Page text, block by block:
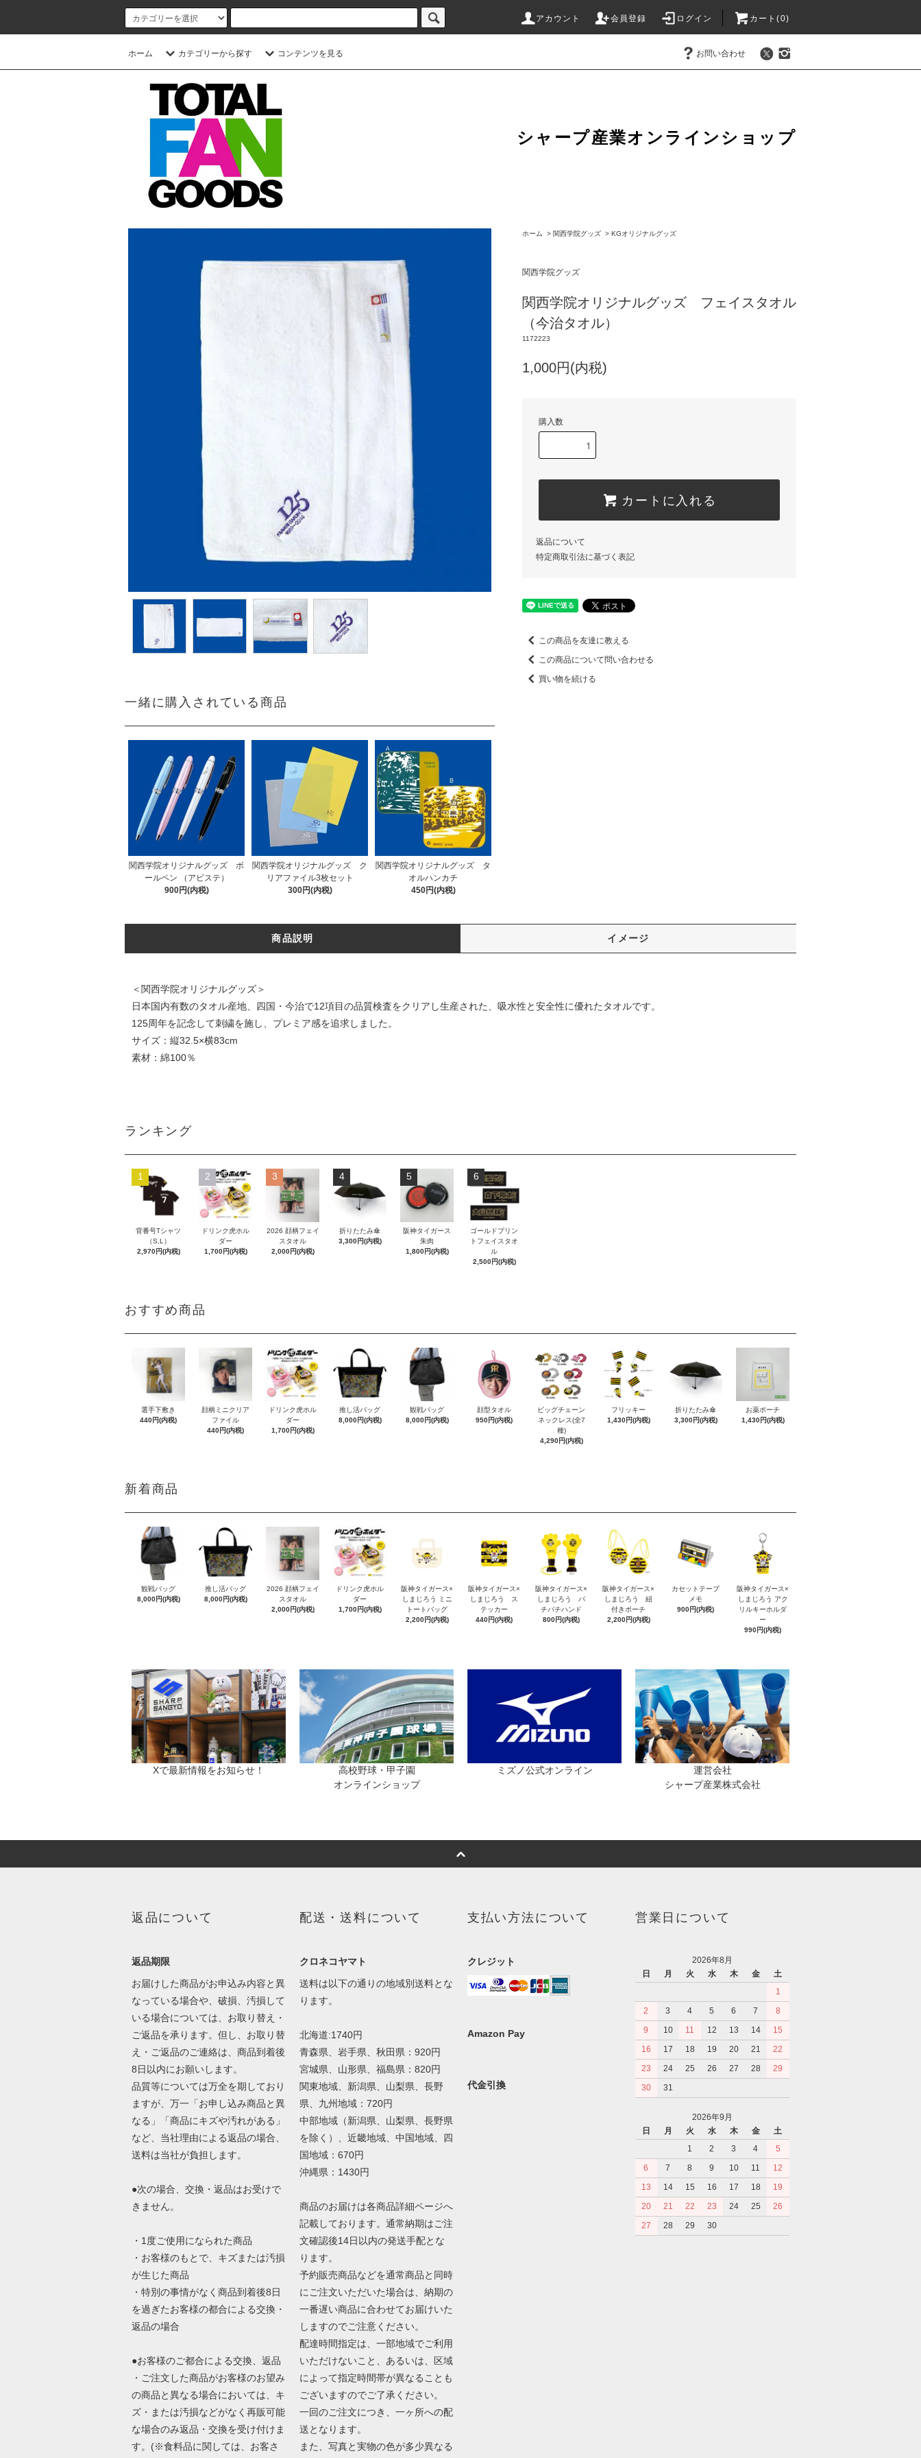
アカウント 会員登録 ログイン カート(0)
ホーム カテゴリーから探す コンテンツを見る お問い合わせ
シャープ産業オンラインショップ
一緒に購入されている商品
関西学院オリジナルグッズ ボ
ールペン （アビステ）
900円(内税)
関西学院オリジナルグッズ ク
リアファイル3枚セット
300円(内税)
関西学院オリジナルグッズ タ
オルハンカチ
450円(内税)
ホーム > 関西学院グッズ > KGオリジナルグッズ
関西学院グッズ
関西学院オリジナルグッズ フェイスタオル
（今治タオル）
1172223
1,000円(内税)
購入数
カートに入れる
返品について
特定商取引法に基づく表記
この商品を友達に教える
この商品について問い合わせる
買い物を続ける
商品説明 イメージ
＜関西学院オリジナルグッズ＞
日本国内有数のタオル産地、四国・今治で12項目の品質検査をクリアし生産された、吸水性と安全性に優れたタオルです。
125周年を記念して刺繍を施し、プレミア感を追求しました。
サイズ：縦32.5×横83cm
素材：綿100％
ランキング
1
背番号Tシャツ
（S,L）
2,970円(内税)
2
ドリンク虎ホル
ダー
1,700円(内税)
3
2026 顔柄フェイ
スタオル
2,000円(内税)
4
折りたたみ傘
3,300円(内税)
5
阪神タイガース
朱肉
1,800円(内税)
6
ゴールドプリン
トフェイスタオ
ル
2,500円(内税)
おすすめ商品
選手下敷き
440円(内税)
顔柄ミニクリア
ファイル
440円(内税)
ドリンク虎ホル
ダー
1,700円(内税)
推し活バッグ
8,000円(内税)
観戦バッグ
8,000円(内税)
顔型タオル
950円(内税)
ビッグチェーン
ネックレス(全7
種)
4,290円(内税)
フリッキー
1,430円(内税)
折りたたみ傘
3,300円(内税)
お薬ポーチ
1,430円(内税)
新着商品
観戦バッグ
8,000円(内税)
推し活バッグ
8,000円(内税)
2026 顔柄フェイ
スタオル
2,000円(内税)
ドリンク虎ホル
ダー
1,700円(内税)
阪神タイガース×
しまじろう ミニ
トートバッグ
2,200円(内税)
阪神タイガース×
しまじろう ス
テッカー
440円(内税)
阪神タイガース×
しまじろう パ
チパチハンド
800円(内税)
阪神タイガース×
しまじろう 紐
付きポーチ
2,200円(内税)
カセットテープ
メモ
900円(内税)
阪神タイガース×
しまじろう アク
リルキーホルダ
ー
990円(内税)
Xで最新情報をお知らせ！
高校野球・甲子園
オンラインショップ
ミズノ公式オンライン
運営会社
シャープ産業株式会社
返品について
返品期限
お届けした商品がお申込み内容と異
なっている場合や、破損、汚損して
いる場合については、お取り替え・
ご返品を承ります。但し、お取り替
え・ご返品のご連絡は、商品到着後
8日以内にお願いします。
品質等については万全を期しており
ますが、万一「お申し込み商品と異
なる」「商品にキズや汚れがある」
など、当社理由による返品の場合、
送料は当社が負担します。
●次の場合、交換・返品はお受けで
きません。
・1度ご使用になられた商品
・お客様のもとで、キズまたは汚損
が生じた商品
・特別の事情がなく商品到着後8日
を過ぎたお客様の都合による交換・
返品の場合
●お客様のご都合による交換、返品
・ご注文した商品がお客様のお望み
の商品と異なる場合においては、キ
ズ・または汚損などがなく再販可能
な場合のみ返品・交換を受け付けま
す。(※食料品に関しては、お客さ
配送・送料について
クロネコヤマト
送料は以下の通りの地域別送料とな
ります。
北海道:1740円
青森県、岩手県、秋田県：920円
宮城県、山形県、福島県：820円
関東地域、新潟県、山梨県、長野
県、九州地域：720円
中部地域（新潟県、山梨県、長野県
を除く）、近畿地域、中国地域、四
国地域：670円
沖縄県：1430円
商品のお届けは各商品詳細ページへ
記載しております。通常納期はご注
文確認後14日以内の発送手配とな
ります。
予約販売商品などを通常商品と同時
にご注文いただいた場合は、納期の
一番遅い商品に合わせてお届けいた
しますのでご注意ください。
配達時間指定は、一部地域でご利用
いただけないこと、あるいは、区域
によって指定時間帯が異なることも
ございますのでご了承ください。
一回のご注文につき、一ヶ所への配
送となります。
また、写真と実物の色が多少異なる
支払い方法について
クレジット
Amazon Pay
代金引換
営業日について
2026年8月
日
月 火 水 木 金
土
1
2
3 4 5 6 7
8
9
10 11 12 13 14
15
16
17 18 19 20 21
22
23
24 25 26 27 28
29
30
31
2026年9月
日
月 火 水 木 金
土
1
2 3 4
5
6
7 8 9 10 11
12
13
14 15 16 17 18
19
20
21 22 23 24 25
26
27
28 29 30